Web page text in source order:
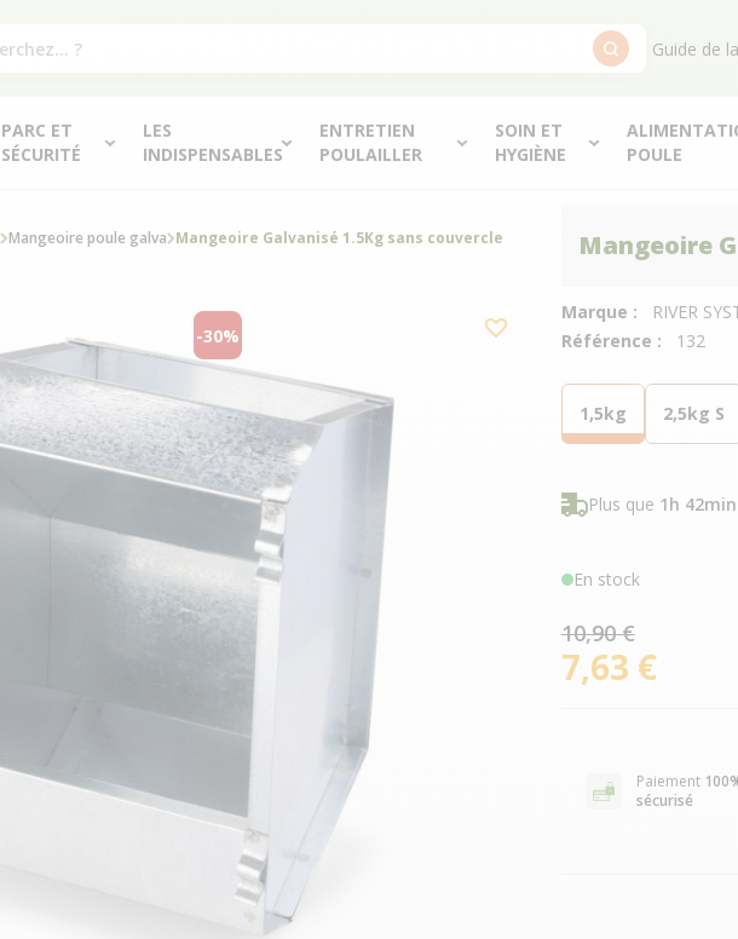
Guide de
PARC ET
SÉCURITÉ
LES
INDISPENSABLES
ENTRETIEN
POULAILLER
SOIN ET
HYGIÈNE
POULE
Mangeoire
Marque :
RIVER
Référence :
132
1,5kg 2,5kg S
Plus que 1h
En stock
10,90 €
7,63 €
Paiement
sécurisé
Mangeoire poule galva Mangeoire Galvanisé 1.5Kg sans couvercle
-30%